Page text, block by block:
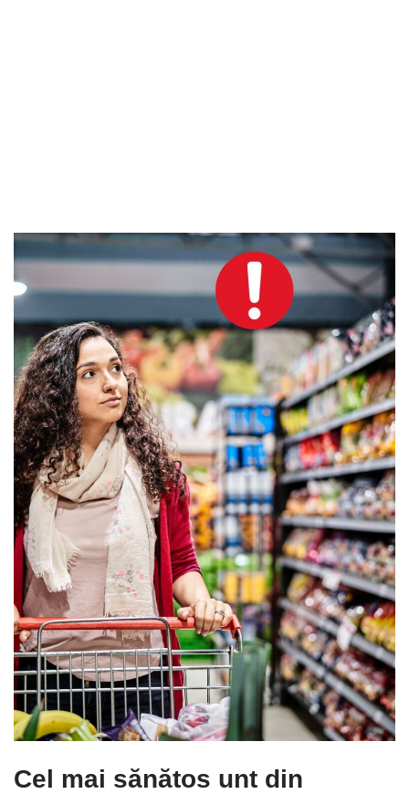
Cel mai sănătos unt din